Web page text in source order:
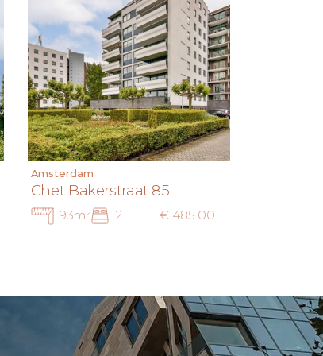
Amsterdam
Chet Bakerstraat 85
93m² 2